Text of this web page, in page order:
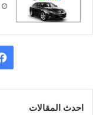
احدث المقالات